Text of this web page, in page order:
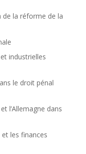
de la réforme de la
industrielles
le droit pénal
l’Allemagne dans
et les finances